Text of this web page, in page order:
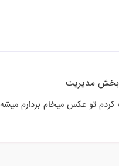
مدیریت
تو عکس میخام بردارم میشه